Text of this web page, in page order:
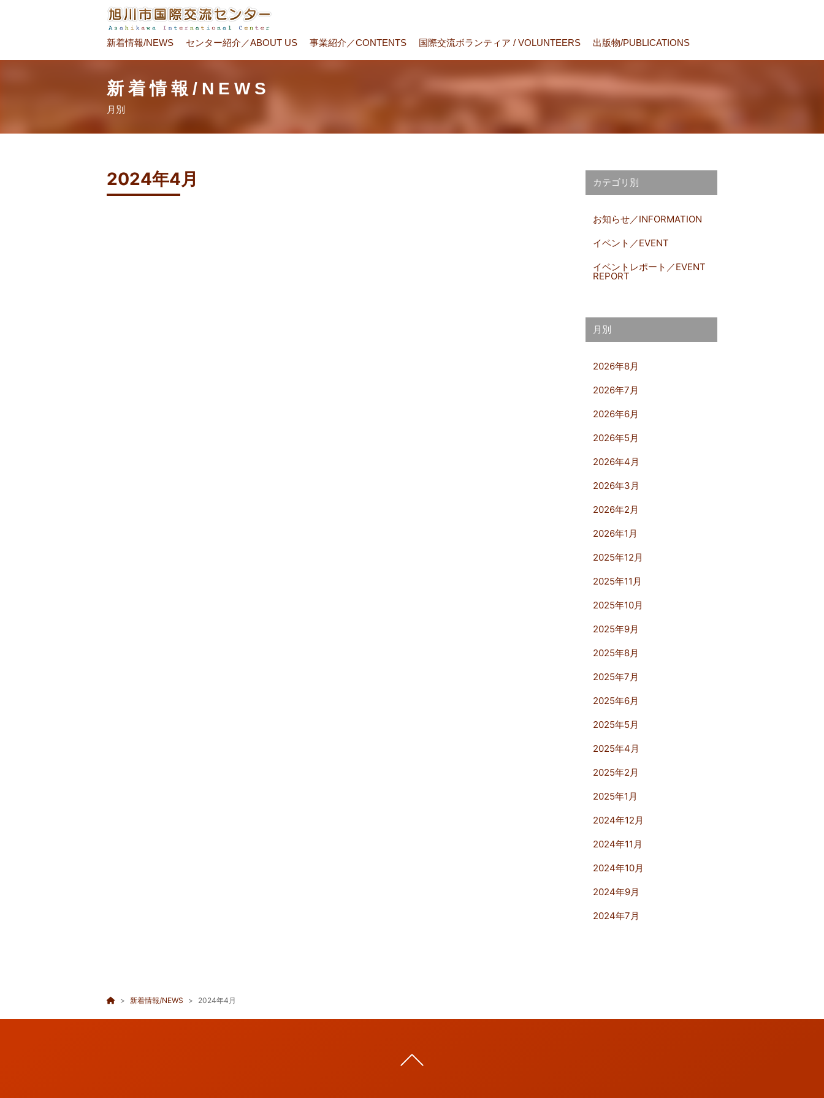
新着情報/NEWS センター紹介／ABOUT US 事業紹介／CONTENTS 国際交流ボランティア / VOLUNTEERS 出版物/PUBLICATIONS
新着情報/NEWS
月別
2024年4月 カテゴリ別
お知らせ／INFORMATION
イベント／EVENT
イベントレポート／EVENT
REPORT
月別
2026年8月
2026年7月
2026年6月
2026年5月
2026年4月
2026年3月
2026年2月
2026年1月
2025年12月
2025年11月
2025年10月
2025年9月
2025年8月
2025年7月
2025年6月
2025年5月
2025年4月
2025年2月
2025年1月
2024年12月
2024年11月
2024年10月
2024年9月
2024年7月
新着情報/NEWS 2024年4月